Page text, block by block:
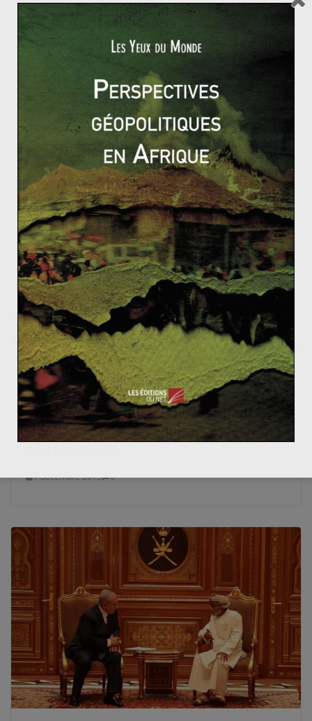
Téhéran fait que Riyad semble surtout tester son
matériel de guerre et ses troupes sur le terrain
yéménite en entraînant avec elle ses alliés. Les
américains qui sont furieux de la tournure que prend
les événements, condamnent ses actions sans pour
autant pouvoir sanctionner directement cet allié
commercial, militaire , énergétique et stratégique dans
la région. Face à des tribus houthistes bien équipées
par l’Iran et indélogeable (et même en progression),
l’Arabie Saoudite se retrouve exactement comme les
Etats-Unis au Vietnam ou en Afghanistan : enlisés dans
une guerre asymétrique malgré, voire à cause de, un
équipement de pointe. Riyad ne l’a pas encore
remarqué mais elle est partie pour rester au Yémen un
bon bout de temps.
Échec en Syrie, fin de l’hégémonie U.S ?
Qu’entend-on par « Arme de destruction massive » ?
(1/2)
L’Allemagne soutient militairement la
France en Syrie : un choix logique que
7 décembre 2015 0